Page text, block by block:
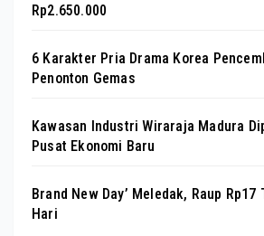
Rp2.650.000
6 Karakter Pria Drama Korea
Penonton Gemas
Kawasan Industri Wiraraja Madura
Pusat Ekonomi Baru
Brand New Day’ Meledak, Raup
Hari